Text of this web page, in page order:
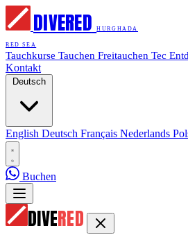
DIVERED HURGHADA
RED SEA
Tauchkurse Tauchen Freitauchen Tec
Kontakt
Deutsch
English Deutsch Français Nederlands
Buchen
DIVERED